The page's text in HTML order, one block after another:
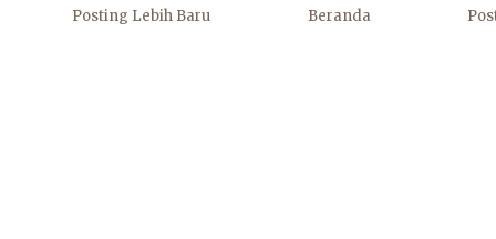
Posting Lebih Baru Beranda